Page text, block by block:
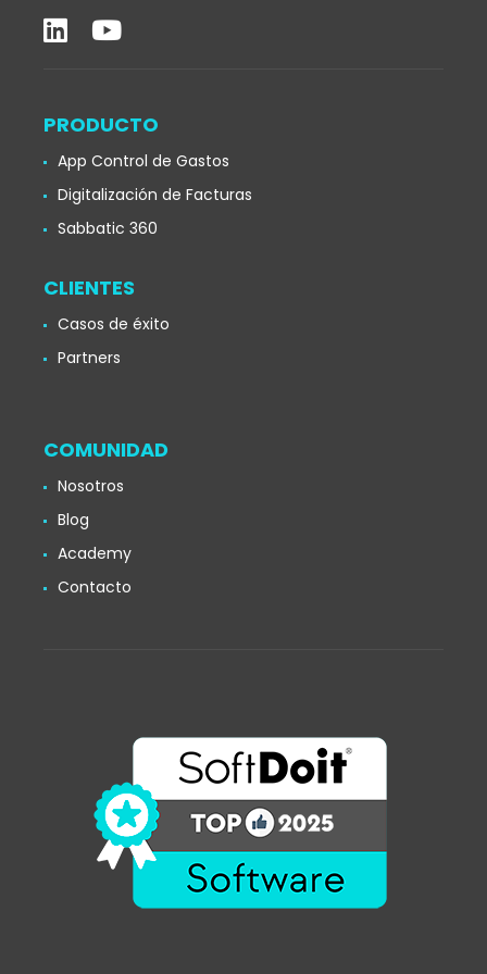
PRODUCTO
App Control de Gastos
Digitalización de Facturas
Sabbatic 360
CLIENTES
Casos de éxito
Partners
COMUNIDAD
Nosotros
Blog
Academy
Contacto